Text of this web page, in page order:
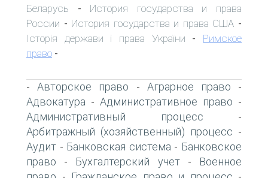
Беларусь - История государства и права
России - История государства и права США -
Історія держави і права України - Римское
право -
-Авторское право - Аграрное право -
Адвокатура - Административное право -
Административный процесс -
Арбитражный (хозяйственный) процесс -
Аудит - Банковская система - Банковское
право - Бухгалтерский учет-
Военное